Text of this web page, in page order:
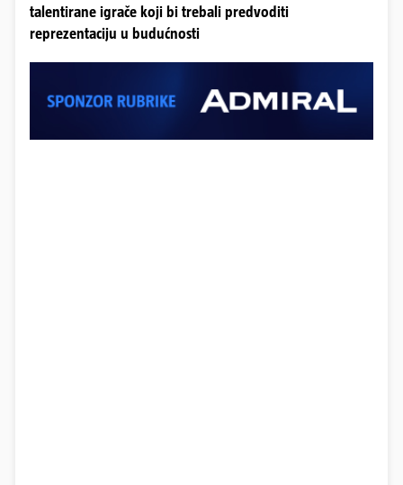
talentirane igrače koji bi trebali predvoditi
reprezentaciju u budućnosti